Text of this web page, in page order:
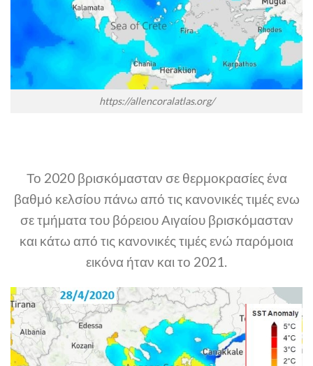
https://allencoralatlas.org/
Το 2020 βρισκόμασταν σε θερμοκρασίες ένα
βαθμό κελσίου πάνω από τις κανονικές τιμές ενω
σε τμήματα του βόρειου Αιγαίου βρισκόμασταν
και κάτω από τις κανονικές τιμές ενώ παρόμοια
εικόνα ήταν και το 2021.